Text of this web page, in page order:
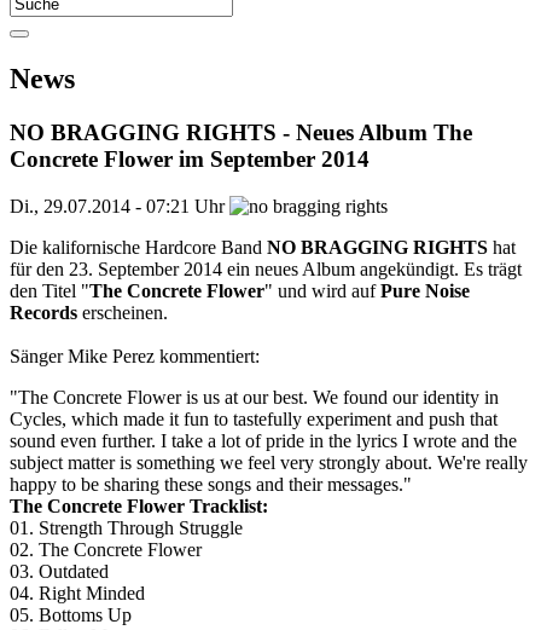
News
NO BRAGGING RIGHTS - Neues Album The
Concrete Flower im September 2014
Di., 29.07.2014 - 07:21 Uhr
Die kalifornische Hardcore Band NO BRAGGING RIGHTS hat
für den 23. September 2014 ein neues Album angekündigt. Es trägt
den Titel "The Concrete Flower" und wird aufPure Noise
Records erscheinen.
Sänger Mike Perez kommentiert:
"The Concrete Flower is us at our best. We found our identity in
Cycles, which made it fun to tastefully experiment and push that
sound even further. I take a lot of pride in the lyrics I wrote and the
subject matter is something we feel very strongly about. We're really
happy to be sharing these songs and their messages."
The Concrete Flower Tracklist:
01. Strength Through Struggle
02. The Concrete Flower
03. Outdated
04. Right Minded
05. Bottoms Up